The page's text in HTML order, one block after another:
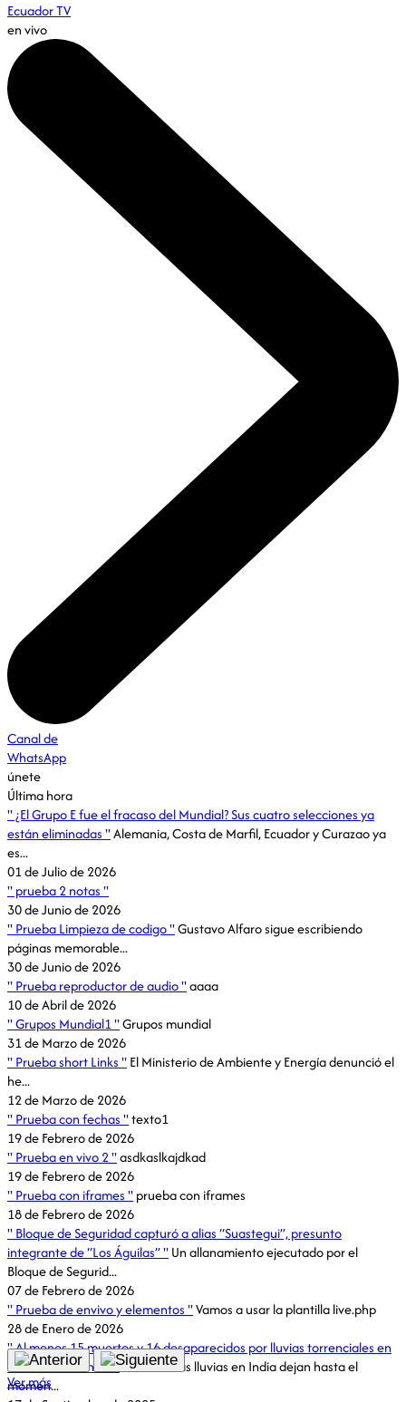
Ecuador TV
en vivo
Canal de
WhatsApp
únete
Última hora
¿El Grupo E fue el fracaso del Mundial? Sus cuatro selecciones ya
están eliminadas
Alemania, Costa de Marfil, Ecuador y Curazao ya
es...
01 de Julio de 2026
prueba 2 notas
30 de Junio de 2026
Prueba Limpieza de codigo Gustavo Alfaro sigue escribiendo
páginas memorable...
30 de Junio de 2026
Prueba reproductor de audio aaaa
10 de Abril de 2026
Grupos Mundial1 Grupos mundial
31 de Marzo de 2026
Prueba short Links
El Ministerio de Ambiente y Energía denunció el
he...
12 de Marzo de 2026
Prueba con fechas
texto1
19 de Febrero de 2026
Prueba en vivo 2 asdkaslkajdkad
19 de Febrero de 2026
Prueba con iframes
prueba con iframes
18 de Febrero de 2026
Bloque de Seguridad capturó a alias “Suastegui”, presunto
integrante de “Los Águilas”
Un allanamiento ejecutado por el
Bloque de Segurid...
07 de Febrero de 2026
Prueba de envivo y elementos
Vamos a usar la plantilla live.php
28 de Enero de 2026
Al menos 15 muertos y 16 desaparecidos por lluvias torrenciales en
el norte de la India Las intensas lluvias en India dejan hasta el
momen...
Ver más